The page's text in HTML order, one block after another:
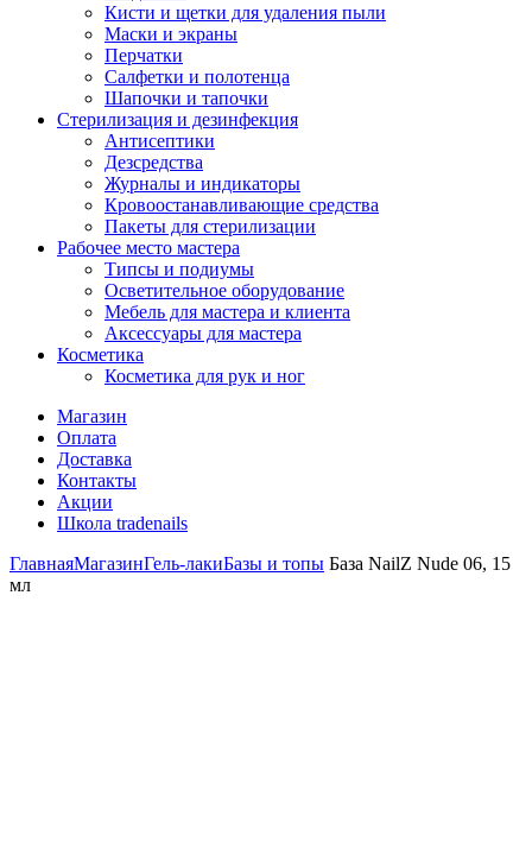
Кисти и щетки для удаления пыли
Маски и экраны
Перчатки
Салфетки и полотенца
Шапочки и тапочки
Стерилизация и дезинфекция
Антисептики
Дезсредства
Журналы и индикаторы
Кровоостанавливающие средства
Пакеты для стерилизации
Рабочее место мастера
Типсы и подиумы
Осветительное оборудование
Мебель для мастера и клиента
Аксессуары для мастера
Косметика
Косметика для рук и ног
Магазин
Оплата
Доставка
Контакты
Акции
Школа tradenails
ГлавнаяМагазинГель-лакиБазы и топы База NailZ Nude 06, 15
мл